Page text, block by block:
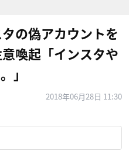
の偽アカウントを
喚起「インスタや
」
2018年06月28日 11:30